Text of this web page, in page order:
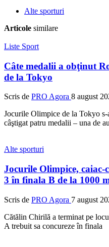
Alte sporturi
Articole similare
Liste Sport
Câte medalii a obţinut
de la Tokyo
Scris de PRO Agora 8 august
Jocurile Olimpice de la Tokyo
câştigat patru medalii – una de
Alte sporturi
Jocurile Olimpice,
3 în finala B de la 1000
Scris de PRO Agora 7 august
Cătălin Chirilă a terminat pe
A trebuit sa concureze în finala